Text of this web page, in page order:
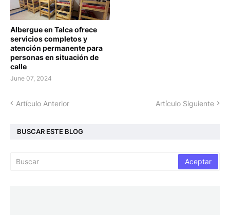
Albergue en Talca ofrece
servicios completos y
atención permanente para
personas en situación de
calle
June 07, 2024
Artículo Anterior Artículo Siguiente
BUSCAR ESTE BLOG